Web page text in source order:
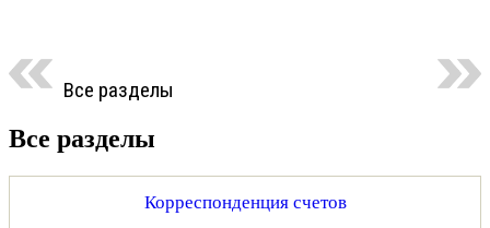
Все разделы
Все разделы
Корреспонденция счетов